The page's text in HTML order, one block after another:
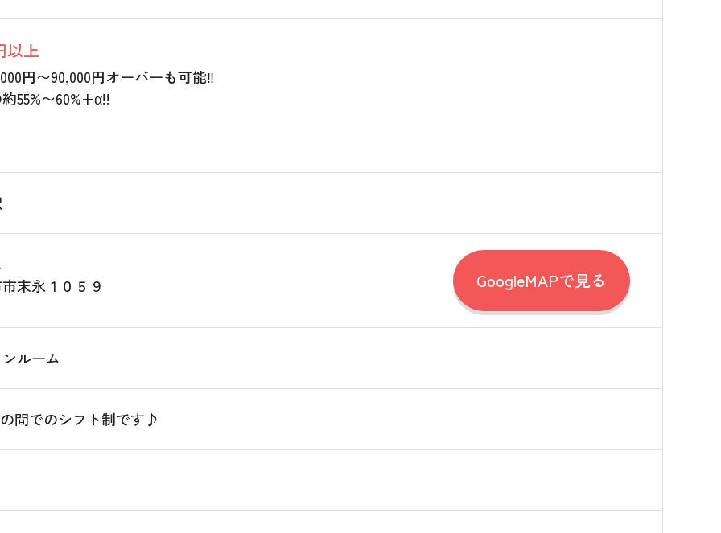
以上
円〜90,000円オーバーも可能‼︎
55%〜60%+α!!
末永１０５９
GoogleMAPで見る
ルーム
の間でのシフト制です♪